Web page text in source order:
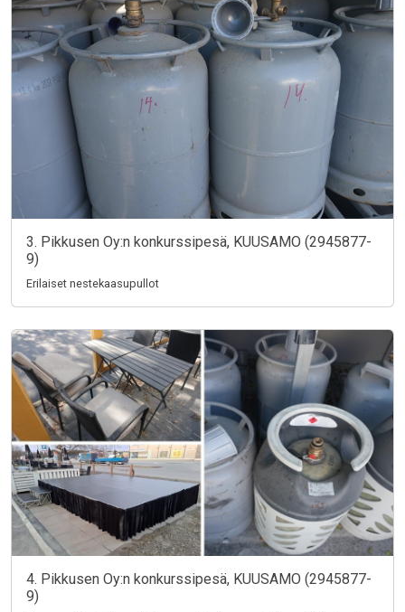
3. Pikkusen Oy:n konkurssipesä, KUUSAMO (2945877-
9)
Erilaiset nestekaasupullot
4. Pikkusen Oy:n konkurssipesä, KUUSAMO (2945877-
9)